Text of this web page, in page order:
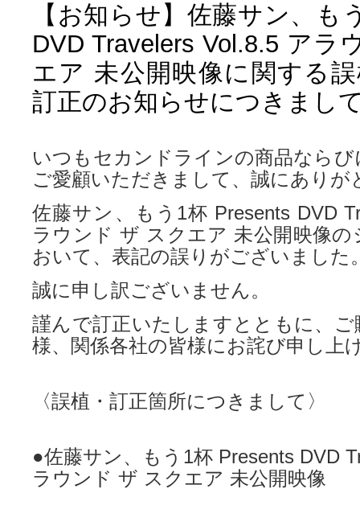
【お知らせ】佐藤サン、も
DVD Travelers Vol.8.5 アラ
エア 未公開映像に関する
訂正のお知らせにつきまし
いつもセカンドラインの商品なら
ご愛顧いただきまして、誠にありが
佐藤サン、もう1杯 Presents DVD
ラウンド ザ スクエア 未公開映像
おいて、表記の誤りがございました
誠に申し訳ございません。
謹んで訂正いたしますとともに、
様、関係各社の皆様にお詫び申し上
〈誤植・訂正箇所につきまして〉
●佐藤サン、もう1杯 Presents DVD
ラウンド ザ スクエア 未公開映像